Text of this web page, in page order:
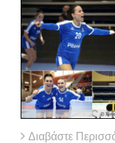
Διαβάστε